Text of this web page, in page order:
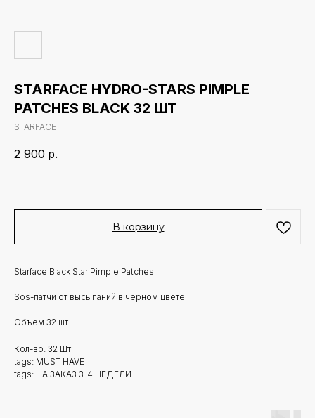
STARFACE HYDRO-STARS PIMPLE
PATCHES BLACK 32 ШТ
STARFACE
2 900 р.
В корзину
Starface Black Star Pimple Patches
Sos-патчи от высыпаний в черном цвете
Объем 32 шт
Кол-во: 32 Шт
tags: MUST HAVE
tags: НА ЗАКАЗ 3-4 НЕДЕЛИ